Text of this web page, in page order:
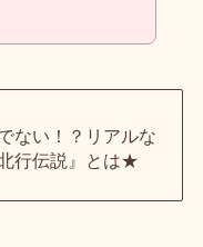
ない！？リアルな
行伝説』とは★